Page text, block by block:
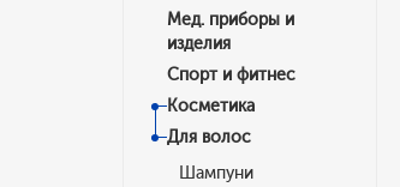
Мед. приборы и
изделия
Спорт и фитнес
Косметика
Для волос
Шампуни